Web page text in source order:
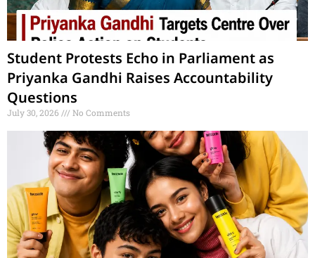
Student Protests Echo in Parliament as
Priyanka Gandhi Raises Accountability
Questions
July 30, 2026 No Comments